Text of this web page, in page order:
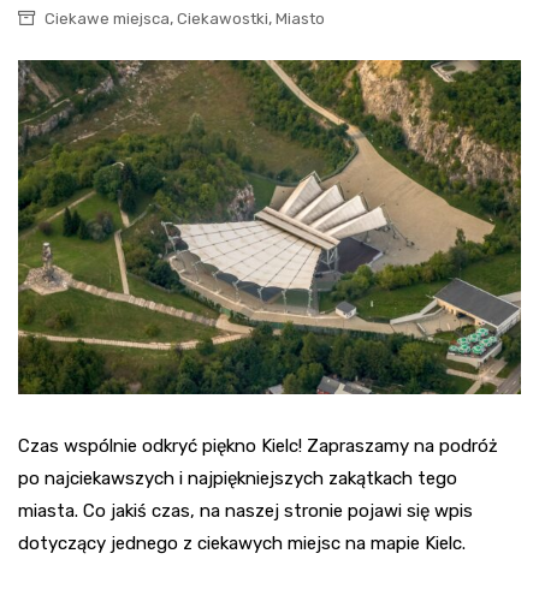
Ciekawe miejsca, Ciekawostki, Miasto
Czas wspólnie odkryć piękno Kielc! Zapraszamy na podróż
po najciekawszych i najpiękniejszych zakątkach tego
miasta. Co jakiś czas, na naszej stronie pojawi się wpis
dotyczący jednego z ciekawych miejsc na mapie Kielc.